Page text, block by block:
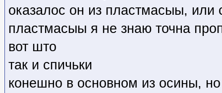
оказалос он из пластмасыы, или
пластмасыы я не знаю точна
вот што
так и спичьки
конешно в основном из осины,